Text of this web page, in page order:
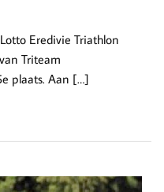
Eredivie Triathlon
Triteam
plaats. Aan […]